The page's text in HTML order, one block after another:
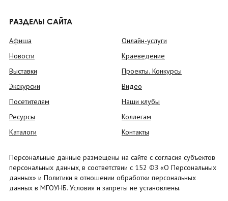
РАЗДЕЛЫ САЙТА
Афиша
Новости
Выставки
Экскурсии
Посетителям
Ресурсы
Каталоги
Онлайн-услуги
Краеведение
Проекты. Конкурсы
Видео
Наши клубы
Коллегам
Контакты
Персональные данные размещены на сайте с согласия субъектов
персональных данных, в соответствии с 152 ФЗ «О Персональных
данных» и Политики в отношении обработки персональных
данных в МГОУНБ. Условия и запреты не установлены.